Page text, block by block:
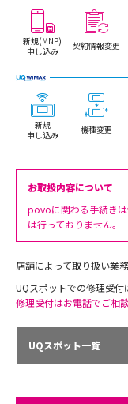
新規(MNP)
申し込み
契約情報変更
新規
申し込み
機種変更
お取扱内容について
povoに関わる手続き
は行っておりません。
店舗によって取り扱い業
UQスポットでの修理受付
修理受付はお電話でご相
UQスポット一覧